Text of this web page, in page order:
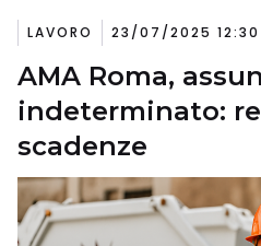
LAVORO 23/07/2025 12:30
AMA Roma,
indeterminato:
scadenze